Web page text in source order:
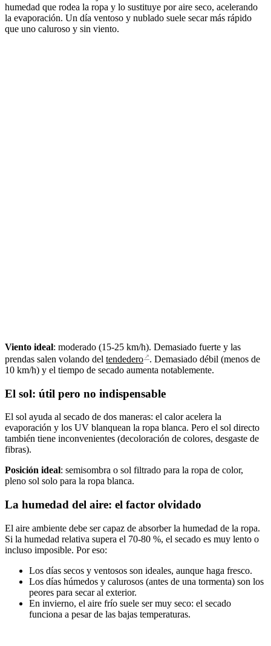
humedad que rodea la ropa y lo sustituye por aire seco, acelerando
la evaporación. Un día ventoso y nublado suele secar más rápido
que uno caluroso y sin viento.
Viento ideal: moderado (15-25 km/h). Demasiado fuerte y las
prendas salen volando del tendedero ↗. Demasiado débil (menos de
10 km/h) y el tiempo de secado aumenta notablemente.
El sol: útil pero no indispensable
El sol ayuda al secado de dos maneras: el calor acelera la
evaporación y los UV blanquean la ropa blanca. Pero el sol directo
también tiene inconvenientes (decoloración de colores, desgaste de
fibras).
Posición ideal: semisombra o sol filtrado para la ropa de color,
pleno sol solo para la ropa blanca.
La humedad del aire: el factor olvidado
El aire ambiente debe ser capaz de absorber la humedad de la ropa.
Si la humedad relativa supera el 70-80 %, el secado es muy lento o
incluso imposible. Por eso:
Los días secos y ventosos son ideales, aunque haga fresco.
Los días húmedos y calurosos (antes de una tormenta) son los
peores para secar al exterior.
En invierno, el aire frío suele ser muy seco: el secado
funciona a pesar de las bajas temperaturas.